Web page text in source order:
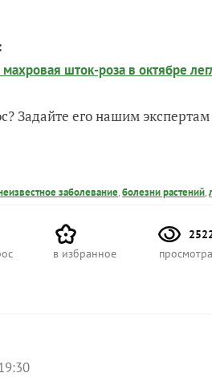
шток-роза в октябре
Задайте его нашим
заболевание,болезни растений,
в избранное
просмотра